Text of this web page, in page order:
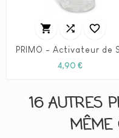
  
4,90 €Prix
16 AUTRES
MÊME